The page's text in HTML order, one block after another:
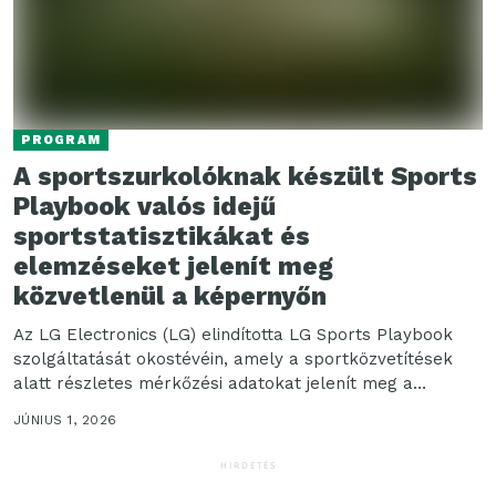
PROGRAM
A sportszurkolóknak készült Sports
Playbook valós idejű
sportstatisztikákat és
elemzéseket jelenít meg
közvetlenül a képernyőn
Az LG Electronics (LG) elindította LG Sports Playbook
szolgáltatását okostévéin, amely a sportközvetítések
alatt részletes mérkőzési adatokat jelenít meg a
nagyképernyőn. A Sports...
JÚNIUS 1, 2026
HIRDETÉS